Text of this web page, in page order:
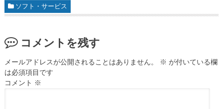
ソフト・サービス
コメントを残す
メールアドレスが公開されることはありません。 ※ が付いている欄
は必須項目です
コメント ※